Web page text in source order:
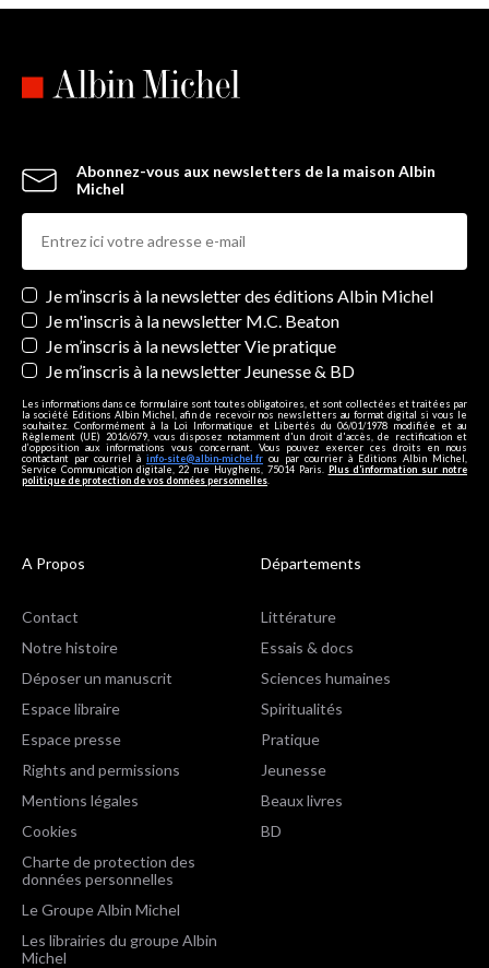
Abonnez-vous aux newsletters de la maison Albin
Michel
Newsletters
Je m’inscris à la newsletter des éditions Albin Michel
Je m'inscris à la newsletter M.C. Beaton
Je m’inscris à la newsletter Vie pratique
Je m’inscris à la newsletter Jeunesse & BD
Les informations dans ce formulaire sont toutes obligatoires, et sont collectées et traitées par
la société Editions Albin Michel, afin de recevoir nos newsletters au format digital si vous le
souhaitez. Conformément à la Loi Informatique et Libertés du 06/01/1978 modifiée et au
Règlement (UE) 2016/679, vous disposez notamment d'un droit d'accès, de rectification et
d’opposition aux informations vous concernant. Vous pouvez exercer ces droits en nous
contactant par courriel à info-site@albin-michel.fr ou par courrier à Editions Albin Michel,
Service Communication digitale, 22 rue Huyghens, 75014 Paris. Plus d’information sur notre
politique de protection de vos données personnelles
A Propos
Contact
Notre histoire
Déposer un manuscrit
Espace libraire
Espace presse
Rights and permissions
Mentions légales
Cookies
Charte de protection des
données personnelles
Le Groupe Albin Michel
Les librairies du groupe Albin
Michel
Départements
Littérature
Essais & docs
Sciences humaines
Spiritualités
Pratique
Jeunesse
Beaux livres
BD